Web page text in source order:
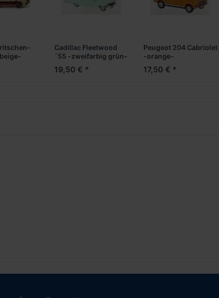
Cadillac Fleetwood
´55 -zweifarbig grün-
19,50 € *
Peugeot 204 Cabriolet
-orange-
17,50 € *